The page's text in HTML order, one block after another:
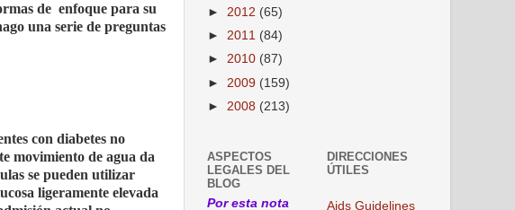
de enfoque para su
una serie de preguntas
con diabetes no
movimiento de agua da
se pueden utilizar
ligeramente elevada
► 2012 (65)
► 2011 (84)
► 2010 (87)
► 2009 (159)
► 2008 (213)
ASPECTOS
LEGALES DEL
BLOG
Por esta nota
DIRECCIONES
ÚTILES
Aids Guidelines